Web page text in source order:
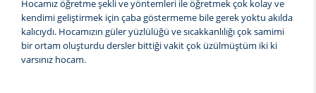
Hocamız öğretme şekli ve yöntemleri ile öğretmek çok kolay ve
kendimi geliştirmek için çaba göstermeme bile gerek yoktu akılda
kalıcıydı. Hocamızın güler yüzlülüğü ve sıcakkanlılığı çok samimi
bir ortam oluşturdu dersler bittiği vakit çok üzülmüştüm iki ki
varsınız hocam.